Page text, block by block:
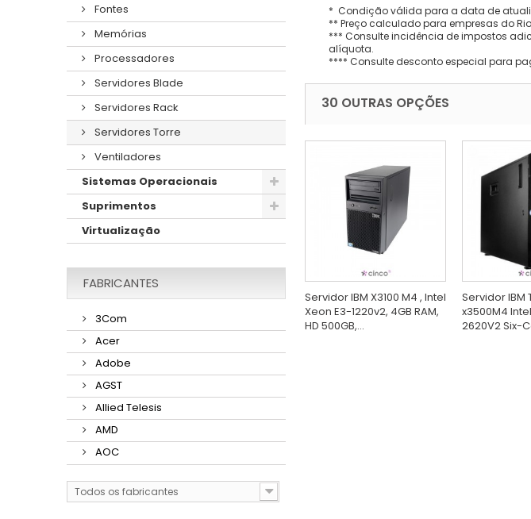
Fontes
Memórias
Processadores
Servidores Blade
Servidores Rack
Servidores Torre
Ventiladores
Sistemas Operacionais
Suprimentos
Virtualização
FABRICANTES
3Com
Acer
Adobe
AGST
Allied Telesis
AMD
AOC
Todos os fabricantes
* Condição válida para a data de
** Preço calculado para empresas do
*** Consulte incidência de impostos
alíquota.
**** Consulte desconto especial para
30 OUTRAS OPÇÕES
Servidor IBM X3100 M4 , Intel
Xeon E3-1220v2, 4GB RAM,
HD 500GB,...
Servidor IBM
x3500M4
2620V2 Six-